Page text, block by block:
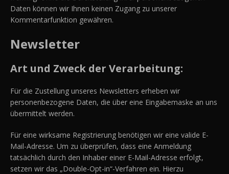
Daten können wir Ihnen keinen Zugang zu unserer
Kommentarfunktion gewähren.
Newsletter
Art und Zweck der Verarbeitung:
Für die Zustellung unseres Newsletters erheben wir
personenbezogene Daten, die über eine Eingabemaske an uns
übermittelt werden.
Für eine wirksame Registrierung benötigen wir eine valide E-
Mail-Adresse. Um zu überprüfen, dass eine Anmeldung
tatsächlich durch den Inhaber einer E-Mail-Adresse erfolgt,
setzen wir das „Double-Opt-in“-Verfahren ein. Hierzu